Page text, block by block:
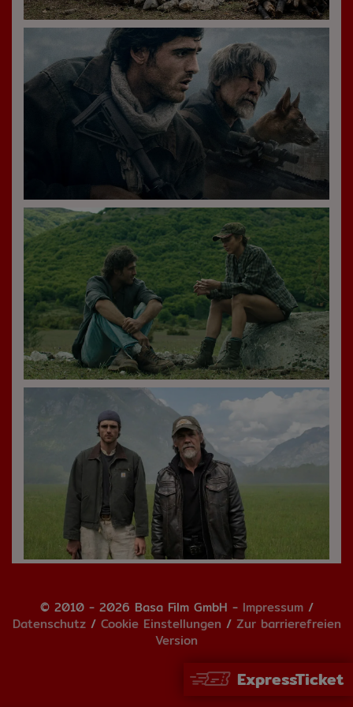
ExpressTicket
© 2010 - 2026 Basa Film GmbH - Impressum/
Datenschutz/ Cookie Einstellungen / Zur barrierefreien
Version